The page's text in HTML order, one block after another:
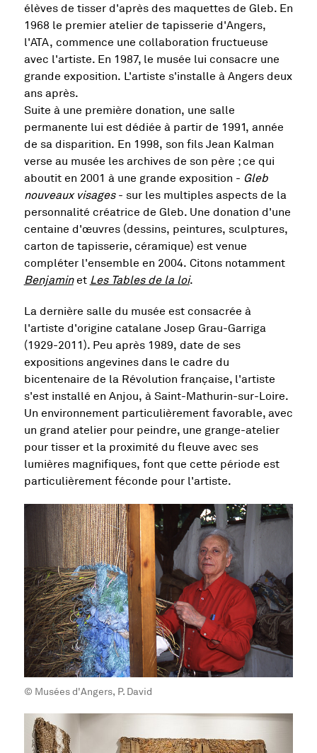
élèves de tisser d'après des maquettes de Gleb. En
1968 le premier atelier de tapisserie d'Angers,
l'ATA, commence une collaboration fructueuse
avec l'artiste. En 1987, le musée lui consacre une
grande exposition. L'artiste s'installe à Angers deux
ans après.
Suite à une première donation, une salle
permanente lui est dédiée à partir de 1991, année
de sa disparition. En 1998, son fils Jean Kalman
verse au musée les archives de son père ; ce qui
aboutit en 2001 à une grande exposition - Gleb
nouveaux visages- sur les multiples aspects de la
personnalité créatrice de Gleb. Une donation d'une
centaine d'œuvres (dessins, peintures, sculptures,
carton de tapisserie, céramique) est venue
compléter l'ensemble en 2004. Citons notamment
Benjaminet Les Tables de la loi.
La dernière salle du musée est consacrée à
l'artiste d'origine catalane Josep Grau-Garriga
(1929-2011). Peu après 1989, date de ses
expositions angevines dans le cadre du
bicentenaire de la Révolution française, l'artiste
s'est installé en Anjou, à Saint-Mathurin-sur-Loire.
Un environnement particulièrement favorable, avec
un grand atelier pour peindre, une grange-atelier
pour tisser et la proximité du fleuve avec ses
lumières magnifiques, font que cette période est
particulièrement féconde pour l'artiste.
© Musées d'Angers, P. David